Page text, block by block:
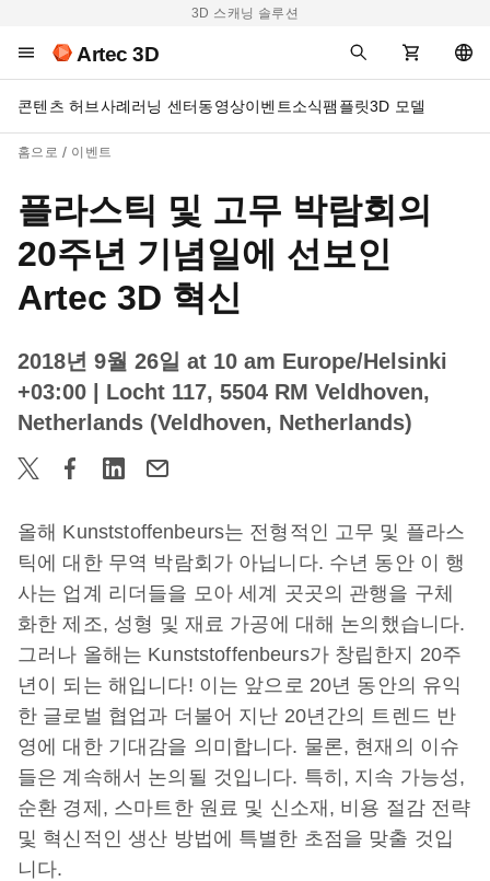
3D 스캐닝 솔루션
Artec 3D
콘텐츠 허브사례러닝 센터동영상이벤트소식팸플릿3D 모델
홈으로 이벤트
플라스틱 및 고무 박람회의
20주년 기념일에 선보인
Artec 3D 혁신
2018년 9월 26일 at 10 am Europe/Helsinki
+03:00
| Locht 117, 5504 RM Veldhoven,
Netherlands (Veldhoven, Netherlands)
올해 Kunststoffenbeurs는 전형적인 고무 및 플라스
틱에 대한 무역 박람회가 아닙니다. 수년 동안 이 행
사는 업계 리더들을 모아 세계 곳곳의 관행을 구체
화한 제조, 성형 및 재료 가공에 대해 논의했습니다.
그러나 올해는 Kunststoffenbeurs가 창립한지 20주
년이 되는 해입니다! 이는 앞으로 20년 동안의 유익
한 글로벌 협업과 더불어 지난 20년간의 트렌드 반
영에 대한 기대감을 의미합니다. 물론, 현재의 이슈
들은 계속해서 논의될 것입니다. 특히, 지속 가능성,
순환 경제, 스마트한 원료 및 신소재, 비용 절감 전략
및 혁신적인 생산 방법에 특별한 초점을 맞출 것입
니다.